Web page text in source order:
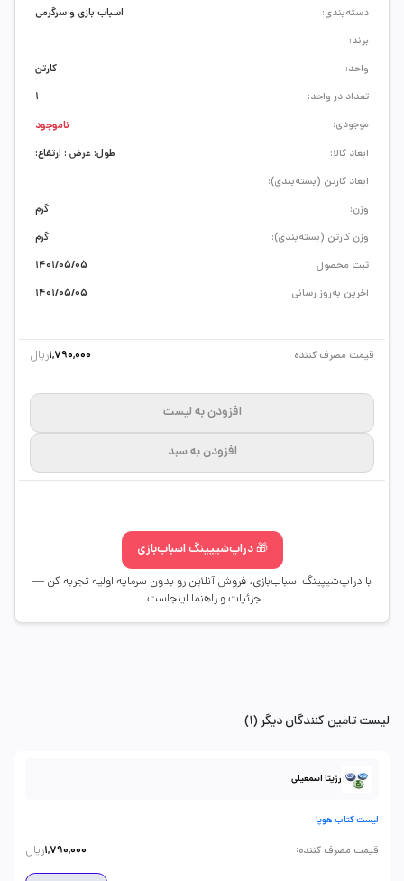
ابعاد کالا:
طول: عرض : ارتفاع:
ابعاد کارتن (بسته‌بندی):
وزن:
گرم
وزن کارتن (بسته‌بندی):
گرم
ثبت محصول
1401/05/05
آخرین به‌روز رسانی
1401/05/05
دسته‌بندی:
اسباب بازی و سرگرمی
برند:
واحد:
کارتن
تعداد در واحد:
1
موجودی:
ناموجود
قیمت مصرف کننده 1,790,000ریال
افزودن به لیست
افزودن به سبد
🎁 دراپ‌شیپینگ اسباب‌بازی
با دراپ‌شیپینگ اسباب‌بازی، فروش آنلاین رو بدون سرمایه اولیه تجربه کن —
جزئیات و راهنما اینجاست.
لیست تامین کنندگان دیگر (1)
رزیتا اسمعیلی
لیست کتاب هوپا
قیمت مصرف کننده:
1,790,000ریال